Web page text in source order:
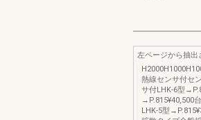
左ページから抽出
熱線センサ付セ
サ付LHK-6型
→P.815¥40,500
LHK-5型